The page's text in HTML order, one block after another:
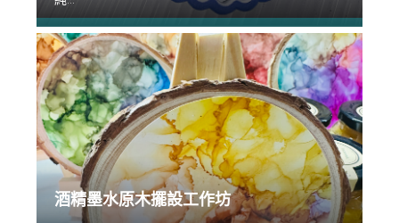
酒精墨水原木擺設工作坊